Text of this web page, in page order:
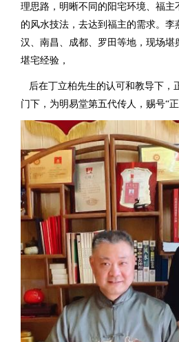
理思路，明晰不同的阳宅环境、福主
的风水技法，去达到福主的需求。李
汉、南昌、成都、罗田等地，现场堪
堪宅经验，
后在丁立柏先生的认可和教导下，
门下，为明易堂第五代传人，赐号“正